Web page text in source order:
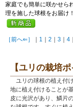
家庭でも簡単に咲かせら
理を施した球根をお届け！
［前へ⇐］ ｜ 1 ｜2 ｜3 ｜4
【ユリの栽培ポ
ユリの球根の植え付
地に植え付けることが
皮に光沢があり、鱗片